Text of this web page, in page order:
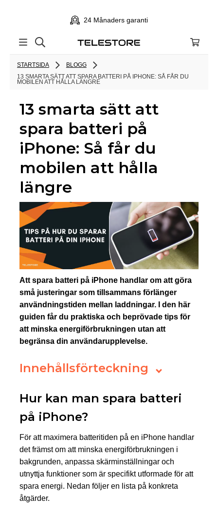
24 Månaders garanti
STARTSIDA
BLOGG
13 SMARTA SÄTT ATT SPARA BATTERI PÅ IPHONE: SÅ FÅR DU
MOBILEN ATT HÅLLA LÄNGRE
13 smarta sätt att
spara batteri på
iPhone: Så får du
mobilen att hålla
längre
Att spara batteri på iPhone handlar om att göra
små justeringar som tillsammans förlänger
användningstiden mellan laddningar. I den här
guiden får du praktiska och beprövade tips för
att minska energiförbrukningen utan att
begränsa din användarupplevelse.
Innehållsförteckning
Hur kan man spara batteri
på iPhone?
För att maximera batteritiden på en iPhone handlar
det främst om att minska energiförbrukningen i
bakgrunden, anpassa skärminställningar och
utnyttja funktioner som är specifikt utformade för att
spara energi. Nedan följer en lista på konkreta
åtgärder.